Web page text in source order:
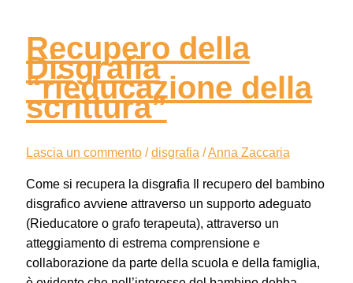
Recupero della
Disgrafia
“rieducazione della
scrittura”
Lascia un commento /disgrafia /Anna Zaccaria
Come si recupera la disgrafia Il recupero del bambino
disgrafico avviene attraverso un supporto adeguato
(Rieducatore o grafo terapeuta), attraverso un
atteggiamento di estrema comprensione e
collaborazione da parte della scuola e della famiglia,